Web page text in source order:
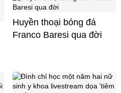
Huyền thoại bóng đá
Franco Baresi qua đời